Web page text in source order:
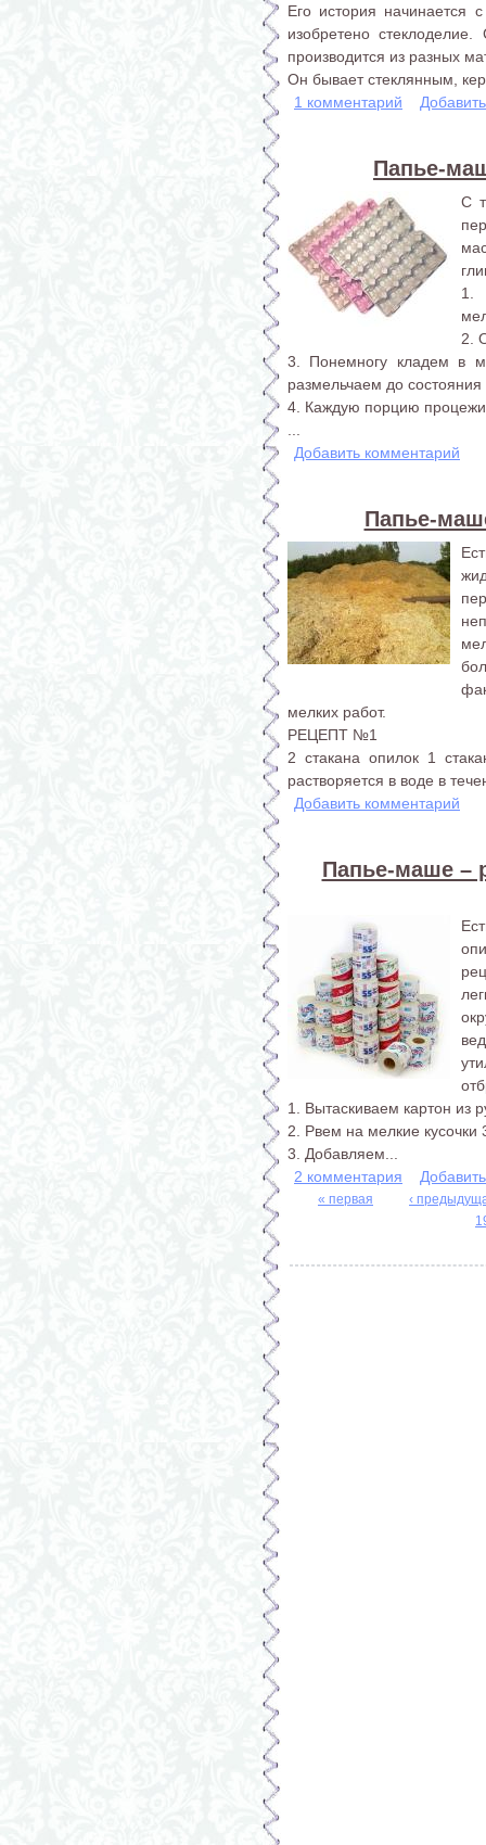
Его история начинается
изобретено
производится из разных
Он бывает стеклянным,
1 комментарий
Папье-
С
1.
2.
3. Понемногу кладем в
размельчаем до
4. Каждую порцию
Добавить комментарий
Папье-
мелких работ.
РЕЦЕПТ №1
2 стакана опилок 1
растворяется в воде в
Добавить комментарий
Папье-маше –
1. Вытаскиваем картон из
2. Рвем на мелкие кусочки
3. Добавляем...
2 комментария
« первая
‹